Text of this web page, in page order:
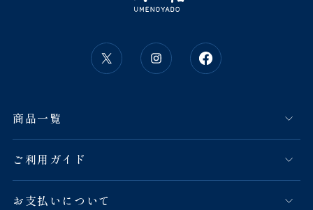
商品一覧
ご利用ガイド
お支払いについて